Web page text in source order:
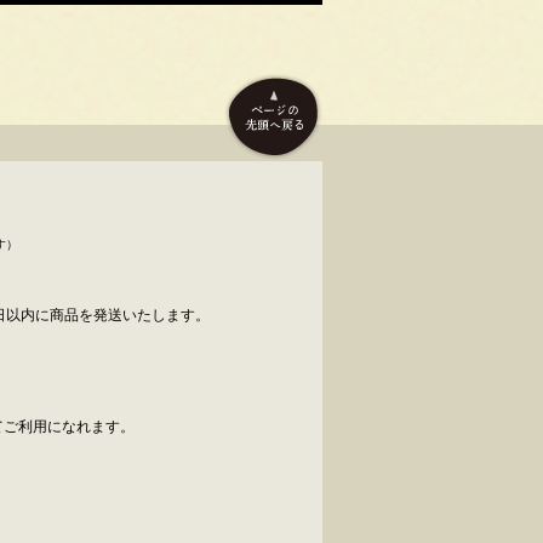
内に商品を発送いたします。
利用になれます。